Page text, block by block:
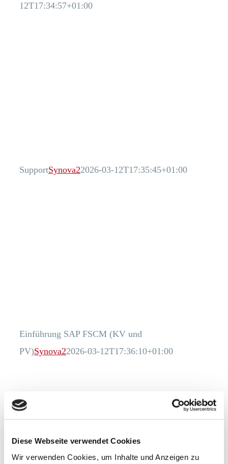
Diese Webseite verwendet Cookies
Wir verwenden Cookies, um Inhalte und Anzeigen zu
12T17:34:57+01:00
SupportSynova22026-03-12T17:35:45+01:00
Einführung SAP FSCM (KV und
PV)Synova22026-03-12T17:36:10+01:00